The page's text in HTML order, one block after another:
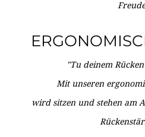
"Tu deinem
Mit unseren
wird sitzen und stehen am